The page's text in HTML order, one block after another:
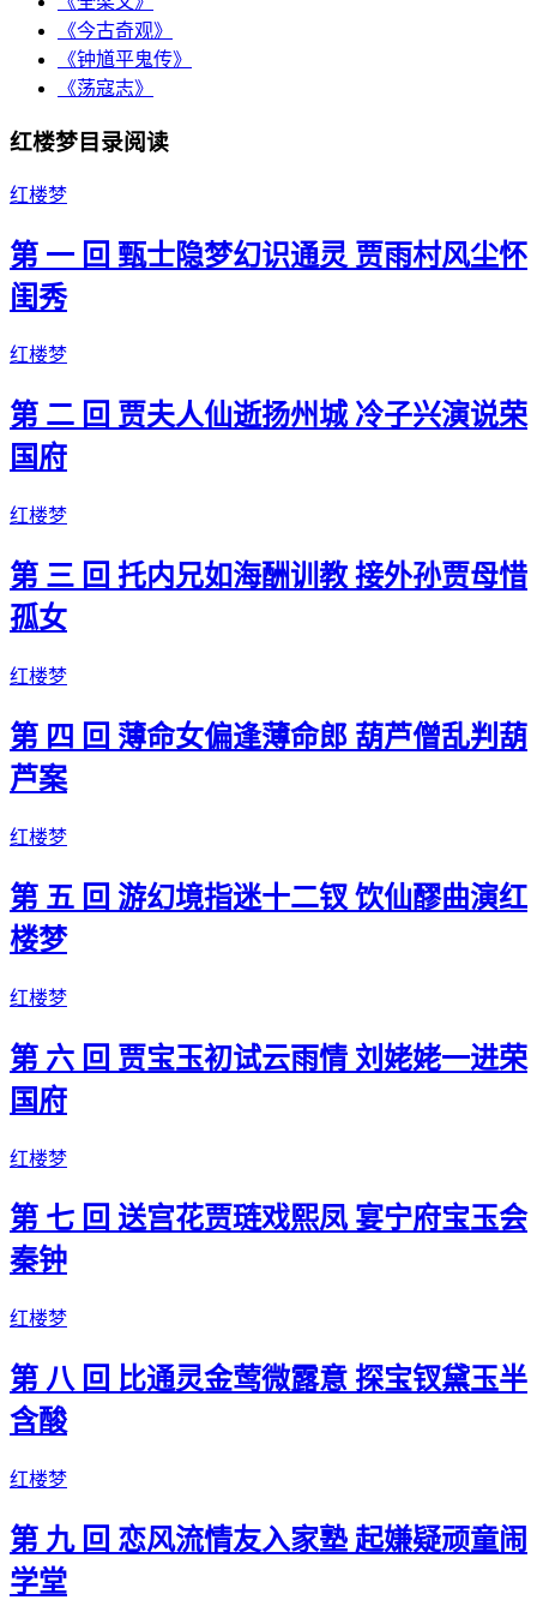
《今古奇观》
《钟馗平鬼传》
《荡寇志》
红楼梦目录阅读
红楼梦
第 一 回 甄士隐梦幻识通灵 贾雨村风尘怀
闺秀
红楼梦
第 二 回 贾夫人仙逝扬州城 冷子兴演说荣
国府
红楼梦
第 三 回 托内兄如海酬训教 接外孙贾母惜
孤女
红楼梦
第 四 回 薄命女偏逢薄命郎 葫芦僧乱判葫
芦案
红楼梦
第 五 回 游幻境指迷十二钗 饮仙醪曲演红
楼梦
红楼梦
第 六 回 贾宝玉初试云雨情 刘姥姥一进荣
国府
红楼梦
第 七 回 送宫花贾琏戏熙凤 宴宁府宝玉会
秦钟
红楼梦
第 八 回 比通灵金莺微露意 探宝钗黛玉半
含酸
红楼梦
第 九 回 恋风流情友入家塾 起嫌疑顽童闹
学堂